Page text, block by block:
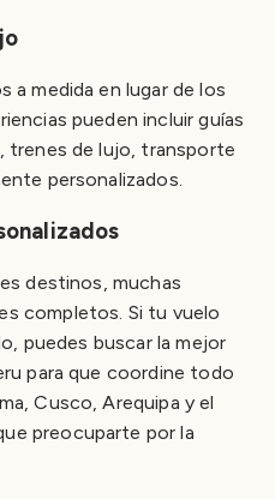
a medida en lugar de los
pueden incluir guías
trenes de lujo, transporte
personalizados.
destinos, muchas
completos. Si tu vuelo
puedes buscar la mejor
para que coordine todo
Cusco, Arequipa y el
preocuparte por la